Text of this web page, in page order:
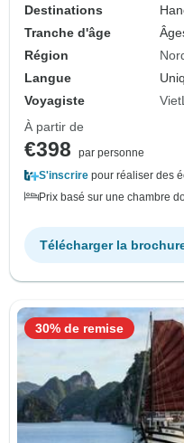
Destinations
Tranche d'âge
Région
Langue
Voyagiste
À partir de
€398
par personne
S'inscrire pour réaliser des
Prix basé sur une chambre
Télécharger la
30% de remise